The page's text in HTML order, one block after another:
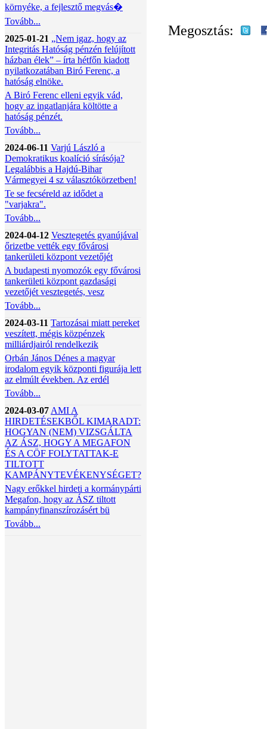
környéke, a fejlesztő megvás�
Tovább...
2025-01-21 „Nem igaz, hogy az
Integritás Hatóság pénzén felújított
házban élek” – írta hétfőn kiadott
nyilatkozatában Biró Ferenc, a
hatóság elnöke.
A Biró Ferenc elleni egyik vád,
hogy az ingatlanjára költötte a
hatóság pénzét.
Tovább...
2024-06-11 Varjú László a
Demokratikus koalíció sírásója?
Legalábbis a Hajdú-Bihar
Vármegyei 4 sz választókörzetben!
Te se fecséreld az idődet a
"varjakra".
Tovább...
2024-04-12 Vesztegetés gyanújával
őrizetbe vették egy fővárosi
tankerületi központ vezetőjét
A budapesti nyomozók egy fővárosi
tankerületi központ gazdasági
vezetőjét vesztegetés, vesz
Tovább...
2024-03-11 Tartozásai miatt pereket
veszített, mégis közpénzek
milliárdjairól rendelkezik
Orbán János Dénes a magyar
irodalom egyik központi figurája lett
az elmúlt években. Az erdél
Tovább...
2024-03-07 AMI A
HIRDETÉSEKBŐL KIMARADT:
HOGYAN (NEM) VIZSGÁLTA
AZ ÁSZ, HOGY A MEGAFON
ÉS A CÖF FOLYTATTAK-E
TILTOTT
KAMPÁNYTEVÉKENYSÉGET?
Nagy erőkkel hirdeti a kormánypárti
Megafon, hogy az ÁSZ tiltott
kampányfinanszírozásért bü
Tovább...
Megosztás: